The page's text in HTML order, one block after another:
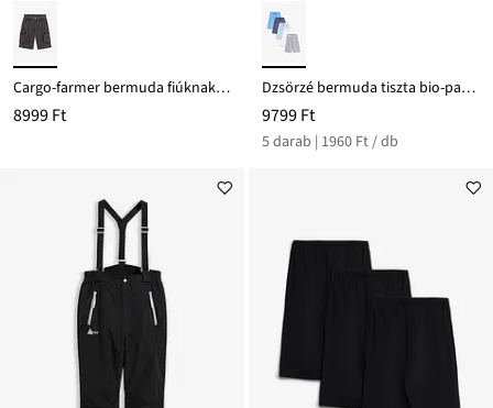
Cargo-farmer bermuda fiúknak, állítható derékpánttal, Loose Fit
8999 Ft
Dzsörzé bermuda tiszta bio-pamutból (5 db-os csomag)
9799 Ft
5 darab | 1960 Ft / db